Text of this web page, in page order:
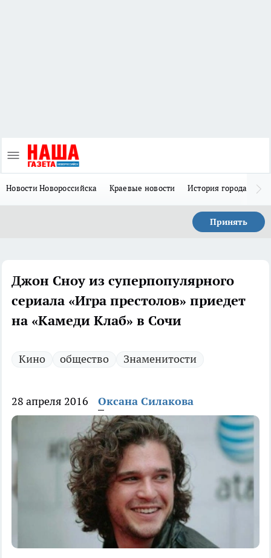
Новости Новороссийска Краевые новости История города Н
Принять
Джон Сноу из суперпопулярного
сериала «Игра престолов» приедет
на «Камеди Клаб» в Сочи
Кино общество Знаменитости
28 апреля 2016 Оксана Силакова